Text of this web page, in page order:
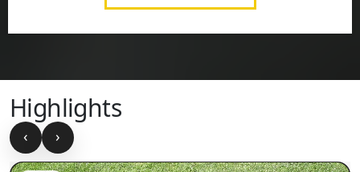
Highlights
‹ ›